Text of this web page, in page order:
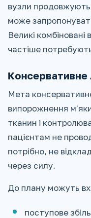
вузли продовжують
може
Великі
частіше потребують
Консервативне
Мета
випорожнення
тканин і
пацієнтам не
потрібно, не
через силу.
До плану можуть
поступове